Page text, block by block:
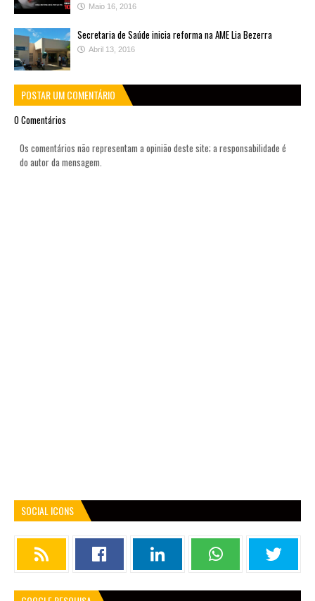
Maio 16, 2016
Secretaria de Saúde inicia reforma na AME Lia Bezerra
Abril 13, 2016
POSTAR UM COMENTÁRIO
0 Comentários
Os comentários não representam a opinião deste site; a responsabilidade é
do autor da mensagem.
SOCIAL ICONS